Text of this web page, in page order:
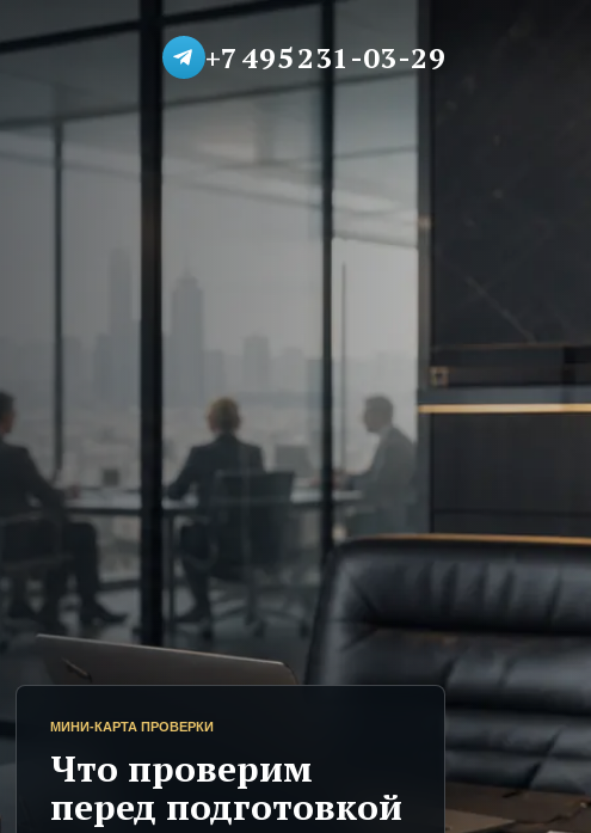
+7 495 231-03-29
МИНИ-КАРТА ПРОВЕРКИ
Что проверим
перед подготовкой